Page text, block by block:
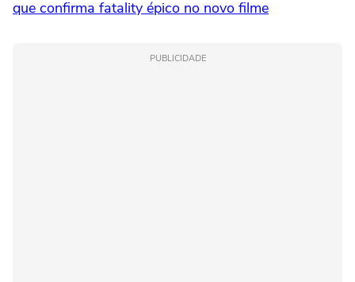
que confirma fatality épico no novo filme
PUBLICIDADE